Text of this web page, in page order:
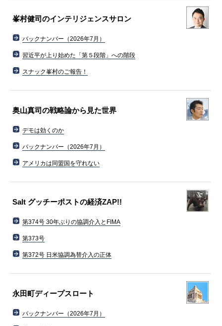
峯村健司のインテリジェンスサロン
バックナンバー（2026年7月）
習近平が上り始めた「第５段階」への階段
スナック峯村のご報告！
奥山真司の戦略論から見た世界
デモは効くのか
バックナンバー（2026年7月）
アメリカは同盟国を守れない
Salt グッチーポストの経済ZAP!!
第374号 30年ぶりの協調介入とFIMA
第373号
第372号 日米協調為替介入の正体
永田町ディープスロート
バックナンバー（2026年7月）